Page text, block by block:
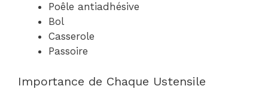
Poêle antiadhésive
Bol
Casserole
Passoire
Importance de Chaque Ustensile